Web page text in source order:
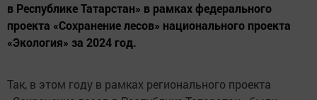
в Республике Татарстан» в рамках федерального
проекта «Сохранение лесов» национального проекта
«Экология» за 2024 год.
Так, в этом году в рамках регионального проекта